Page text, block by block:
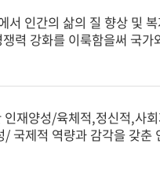
인간의 삶의 질 향상 및
력 강화를 이룩함을써 국가
재양성/육체적,정신적,사
국제적 역량과 감각을 갖춘